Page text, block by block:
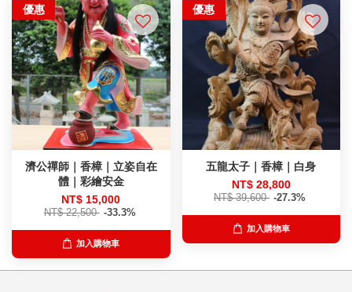
優惠
濟公禪師｜香樟｜立姿自在
體｜彩繪安金
NT$ 15,000
NT$ 22,500 -33.3%
加入購物車
優惠
五龍太子｜香樟｜白身
NT$ 28,800
NT$ 39,600 -27.3%
加入購物車